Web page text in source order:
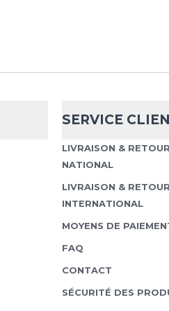
imperméabilité et une
adhérence maximal...
Salomon
Speedcross 6 GTX –
SERVICE
LIVRAISON &
NATIONAL
LIVRAISON &
INTERNATIONAL
MOYENS DE
FAQ
CONTACT
SÉCURITÉ DES